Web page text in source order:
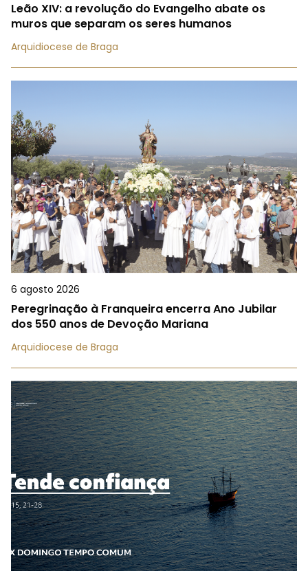
Leão XIV: a revolução do Evangelho abate os
muros que separam os seres humanos
Arquidiocese de Braga
6 agosto 2026
Peregrinação à Franqueira encerra Ano Jubilar
dos 550 anos de Devoção Mariana
Arquidiocese de Braga